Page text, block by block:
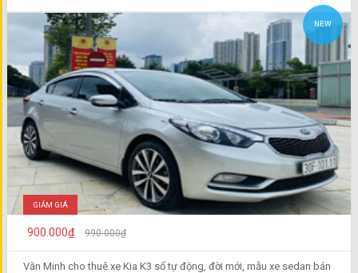
NEW
GIẢM GIÁ
900.000₫ 990.000₫
Văn Minh cho thuê xe Kia K3 số tự động, đời mới, mẫu xe sedan bán